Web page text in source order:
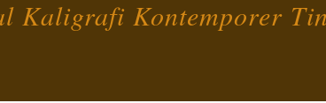
Kaligrafi Kontemporer